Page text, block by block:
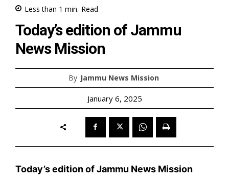
Less than 1 min. Read
Today’s edition of Jammu
News Mission
By Jammu News Mission
January 6, 2025
Today’s edition of Jammu News Mission